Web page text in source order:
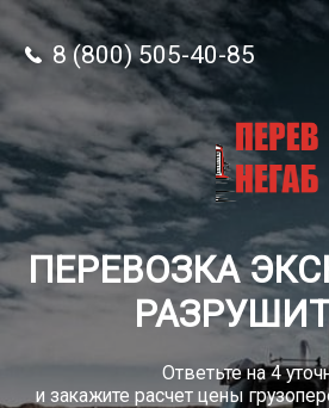
8 (800) 505-40-85
ПЕРЕВОЗКА
Ответьте на 4
и закажите расчет цены